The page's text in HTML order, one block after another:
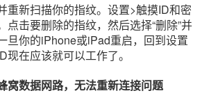
新扫描你的指纹。设置>触摸ID和密
点击要删除的指纹，然后选择“删除”并
旦你的iPhone或iPad重启，回到设置
在应该就可以工作了。
数据网路，无法重新连接问题